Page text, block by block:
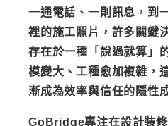
一通電話、一則訊息，到
裡的施工照片，許多關鍵
存在於一種「說過就算」
模變大、工種愈加複雜，
漸成為效率與信任的隱性
GoBridge專注在設計裝